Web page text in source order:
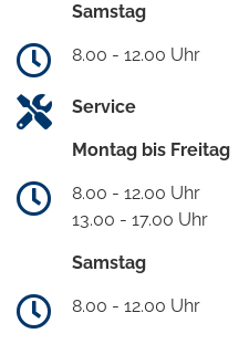
Samstag
8.00 - 12.00 Uhr
Service
Montag bis Freitag
8.00 - 12.00 Uhr
13.00 - 17.00 Uhr
Samstag
8.00 - 12.00 Uhr